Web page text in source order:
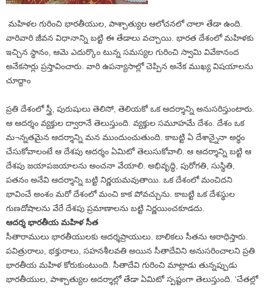
మహిళల గురించి భారతీయుల, పాశ్చాత్యుల ఆలోచనలో చాలా తేడా ఉంది.
వారివారి జీవన విధానాన్ని బట్టి ఈ తేడాలు వచ్చాయి. భారత దేశంలో మహిళకు
ఇచ్చిన స్థానం, ఆమె ఎదుర్కొం టున్న సమస్యల గురించి స్వామి వివేకానంద
అనేకసార్లు ప్రస్తావించారు. వారి ఉపన్యాసాల్లో చెప్పిన అనేక ముఖ్య విషయాలను
చూద్దాం
ప్రతి దేశంలో స్త్రీ, పురుషులు తెలిసో, తెలియకో ఒక ఆదర్శాన్ని అనుసరిస్తుంటారు.
ఆ ఆదర్శం వ్యక్తుల ద్వారానే తెలుస్తుంది. వ్యక్తుల సమూహమే దేశం. దేశం ఒక
మ¬న్నతమైన ఆదర్శాన్ని మన ముందుంచుతుంది. కాబట్టి ఏ దేశాన్నైనా అర్థం
చేసుకోవాలంటే ఆ దేశపు ఆదర్శం ఏమిటో తెలుసుకోవాలి. ఆ ఆదర్శాన్ని బట్టి ఆ
దేశపు జయాపజయాలను అంచనా వేయాలి. అభివృద్ధి, పురోగతి, సుస్థితి,
పతనం అనేవి ఆదర్శాన్ని బట్టి నిర్ణయమవుతాయి. ఒక దేశంలో మంచిదని
భావించే అంశం మరో దేశంలో మంచి కాక పోవచ్చును. కాబట్టి ఒక దేశస్థుల
గుణదోషాలను వేరే దేశపు ప్రమాణాలను బట్టి నిర్ణయించకూడదు.
ఆదర్శ భారతీయ మహిళ సీత
సీతారాములు భారతీయులకు ఆదర్శప్రాయులు. బాలికలు సీతను ఆరాధిస్తారు.
పవిత్రురాలు, భక్తురాలు, సహనశీలవతి అయిన సీతాదేవిని అనుసరించాలని ప్రతి
భారతీయ మహిళ కోరుకుంటుంది. సీతాదేవి గురించి మాట్లాడు తున్నప్పుడు
భారతీయుల, పాశ్చాత్యుల ఆదర్శాల్లో తేడా ఏమిటో స్పష్టంగా తెలుస్తుంది. ‘చేతల్లో